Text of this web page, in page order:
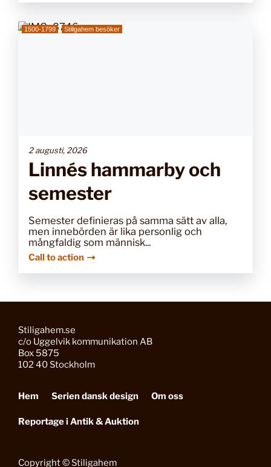
1500-1799 Stiligahem besöker
2 augusti, 2026
Linnés hammarby och
semester
Semester definieras på samma sätt av alla,
men innebörden är lika personlig och
mångfaldig som människ...
Call to action
Stiligahem.se
c/o Uggelvik kommunikation AB
Box 5875
102 40 Stockholm
Hem Serien dansk design Om oss
Reportage i Antik & Auktion
Copyright © Stiligahem